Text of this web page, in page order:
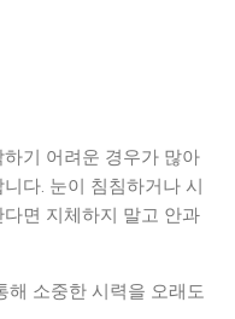
기 어려운 경우가 많아
다. 눈이 침침하거나 시
면 지체하지 말고 안과
해 소중한 시력을 오래도